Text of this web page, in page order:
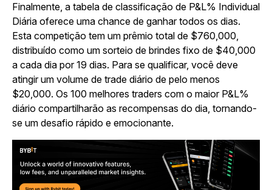
Finalmente, a tabela de classificação de P&L% Individual
Diária oferece uma chance de ganhar todos os dias.
Esta competição tem um prêmio total de $760,000,
distribuído como um sorteio de brindes fixo de $40,000
a cada dia por 19 dias. Para se qualificar, você deve
atingir um volume de trade diário de pelo menos
$20,000. Os 100 melhores traders com o maior P&L%
diário compartilharão as recompensas do dia, tornando-
se um desafio rápido e emocionante.